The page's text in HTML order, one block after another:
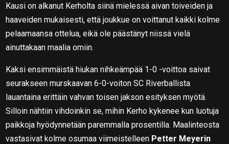
Kausi on alkanut Kerholta siinä mielessä aivan toiveiden ja
haaveiden mukaisesti, että joukkue on voittanut kaikki kolme
pelaamaansa ottelua, eikä ole päästänyt niissä vielä
ainuttakaan maalia omiin.
Kaksi ensimmäistä hiukan nihkeämpää 1-0 -voittoa saivat
seurakseen murskaavan 6-0-voiton SC Riverballista
lauantaina erittäin vahvan toisen jakson esityksen myötä.
Silloin nähtiin vihdoinkin se, mihin Kerho kykenee kun luotuja
paikkoja hyödynnetään paremmalla prosentilla. Maalinteosta
vastasivat kolme osumaa viimeistelleen Petter Meyerin